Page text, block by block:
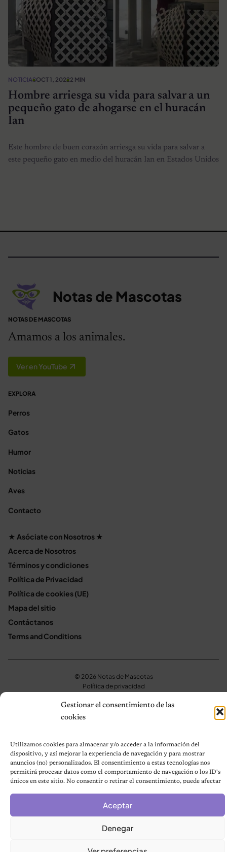
Gestionar el consentimiento de las
cookies
Utilizamos cookies para almacenar y/o acceder a la información del
dispositivo, y así mejorar la experiencia de navegación y para mostrar
anuncios (no) personalizados. El consentimiento a estas tecnologías nos
permitirá procesar datos como el comportamiento de navegación o los ID's
únicos en este sitio. No consentir o retirar el consentimiento, puede afectar
Aceptar
Denegar
NOTICIASOCT 1, 20222 MIN
Hombre arriesga su vida para salvar a un
pequeño gato de ahogarse en el huracán
Ian
Este hombre de buen corazón arriesga su vida para salvar a
este pequeño gato en medio del huracán Ian en Estados Unidos
Notas de Mascotas
NOTAS DE MASCOTAS
Amamos a los animales.
Ver en YouTube
EXPLORA
Perros
Gatos
Humor
Noticias
Aves
Contacto
★ Asóciate con Nosotros ★
Acerca de Nosotros
Términos y condiciones
Política de Privacidad
Política de cookies (UE)
Mapa del sitio
Contáctanos
Terms and Conditions
© 2026 Notas de Mascotas
Política de privacidad